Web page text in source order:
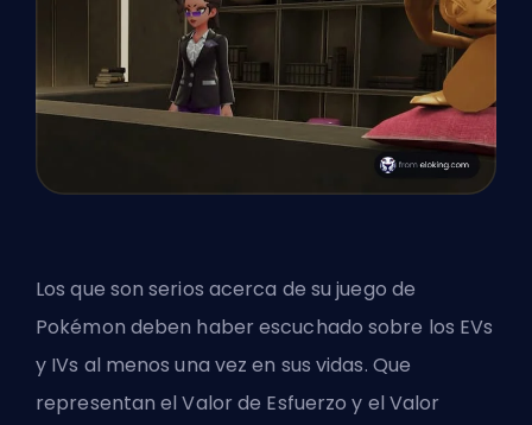
Los que son serios acerca de su juego de
Pokémon deben haber escuchado sobre los EVs
y IVs al menos una vez en sus vidas. Que
representan el Valor de Esfuerzo y el Valor